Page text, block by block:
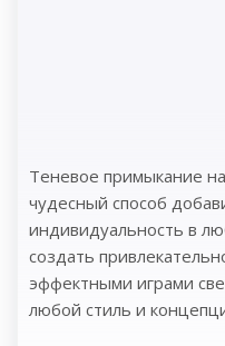
Теневое примыкание
чудесный способ
индивидуальность в
создать
эффектными играми
любой стиль и